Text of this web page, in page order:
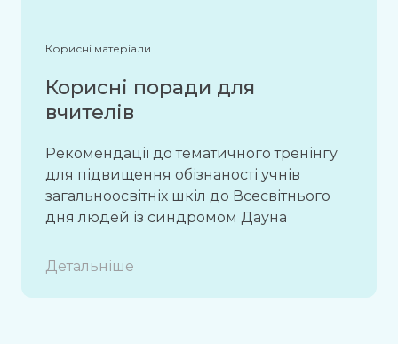
Корисні матеріали
Корисні поради для
вчителів
Рекомендації до тематичного тренінгу
для підвищення обізнаності учнів
загальноосвітніх шкіл до Всесвітнього
дня людей із синдромом Дауна
Детальніше